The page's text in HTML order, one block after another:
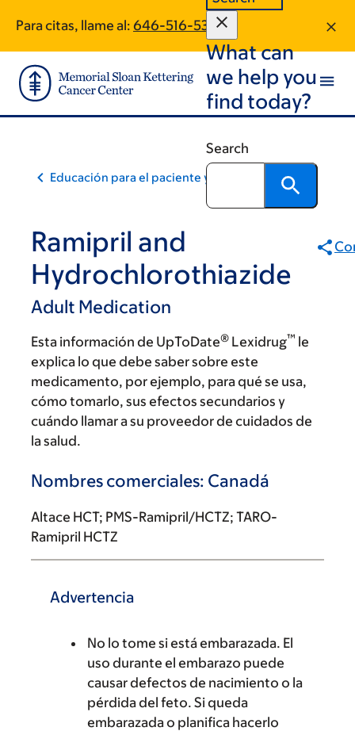
main
content
footer
Para citas, llame al: 646-516-5345
What can
we help you
find today?
Search
Educación para el paciente y la comunidad
Ramipril and
Hydrochlorothiazide
Adult Medication
Esta información de UpToDate® Lexidrug™ le
explica lo que debe saber sobre este
medicamento, por ejemplo, para qué se usa,
cómo tomarlo, sus efectos secundarios y
cuándo llamar a su proveedor de cuidados de
la salud.
Nombres comerciales: Canadá
Altace HCT; PMS-Ramipril/HCTZ; TARO-
Ramipril HCTZ
Advertencia
No lo tome si está embarazada. El
uso durante el embarazo puede
causar defectos de nacimiento o la
pérdida del feto. Si queda
embarazada o planifica hacerlo